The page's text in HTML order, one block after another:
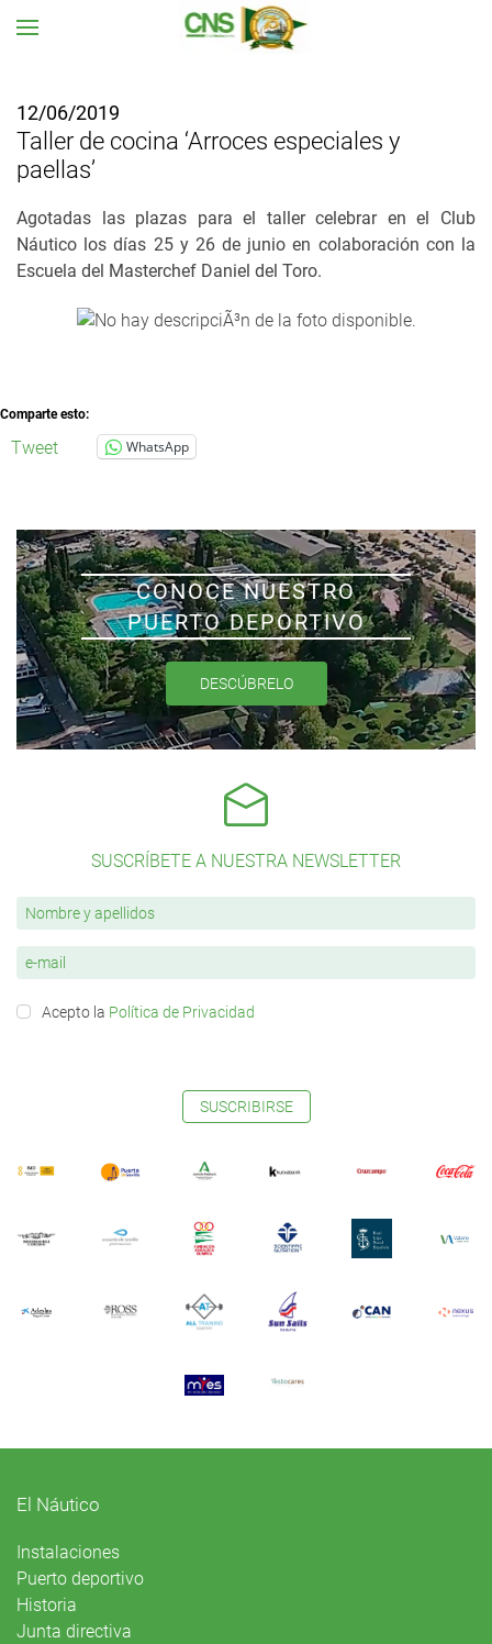
12/06/2019
Taller de cocina ‘Arroces especiales y
paellas’
Agotadas las plazas para el taller celebrar en el Club
Náutico los días 25 y 26 de junio en colaboración con la
Escuela del Masterchef Daniel del Toro.
Comparte esto:
Tweet WhatsApp
CONOCE NUESTRO
PUERTO DEPORTIVO
DESCÚBRELO
SUSCRÍBETE A NUESTRA NEWSLETTER
Acepto la Política de Privacidad
SUSCRIBIRSE
El Náutico
Instalaciones
Puerto deportivo
Historia
Junta directiva